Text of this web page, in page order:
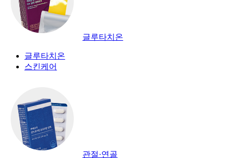
글루타치온
글루타치온
스킨케어
관절·연골